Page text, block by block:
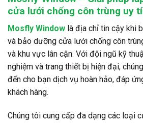
cửa lưới chống côn trùng uy
Mosfly Window là địa chỉ tin cậy khi
và bảo dưỡng cửa lưới chống côn
và khu vực lân cận. Với đội ngũ kỹ
nghiệm và trang thiết bị hiện đại,
đến cho bạn dịch vụ hoàn hảo, đáp
khách hàng.
Chúng tôi cung cấp đa dạng các loại